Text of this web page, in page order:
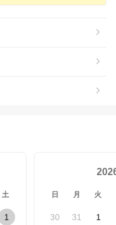
土
1
日 月 火
30 31 1